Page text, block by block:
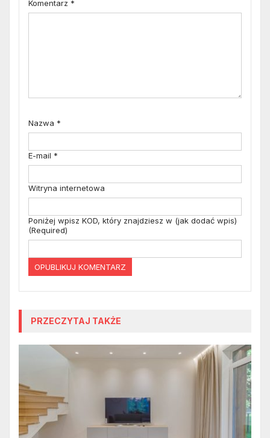
Komentarz *
Nazwa *
E-mail *
Witryna internetowa
Poniżej wpisz KOD, który znajdziesz w (jak dodać wpis)
(Required)
PRZECZYTAJ TAKŻE